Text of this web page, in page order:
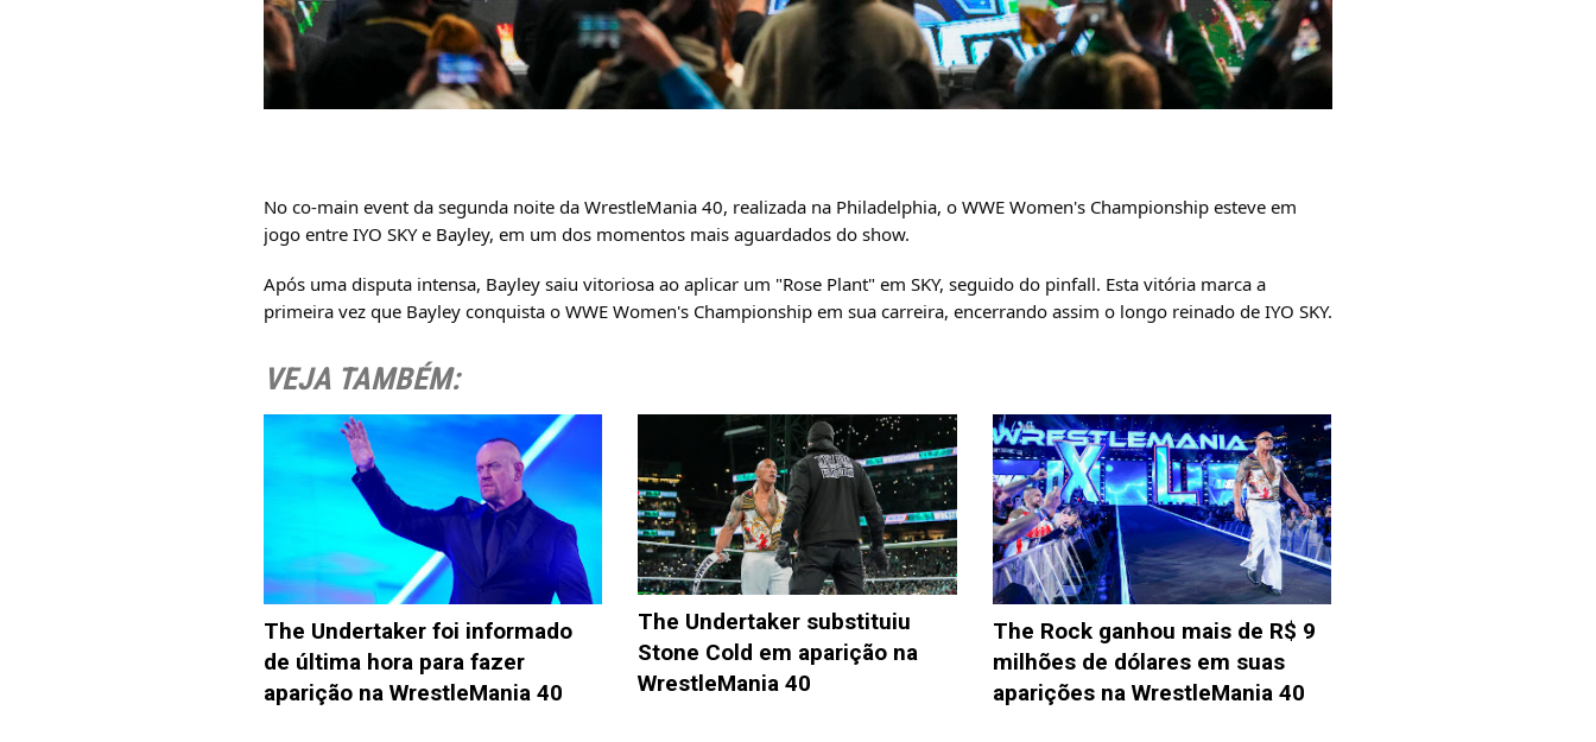
No co-main event da segunda noite da WrestleMania 40, realizada na Philadelphia, o WWE Women's Championship esteve em
jogo entre IYO SKY e Bayley, em um dos momentos mais aguardados do show.
Após uma disputa intensa, Bayley saiu vitoriosa ao aplicar um "Rose Plant" em SKY, seguido do pinfall. Esta vitória marca a
primeira vez que Bayley conquista o WWE Women's Championship em sua carreira, encerrando assim o longo reinado de IYO SKY.
VEJA TAMBÉM:
The Undertaker foi informado
de última hora para fazer
aparição na WrestleMania 40
The Undertaker substituiu
Stone Cold em aparição na
WrestleMania 40
The Rock ganhou mais de R$ 9
milhões de dólares em suas
aparições na WrestleMania 40